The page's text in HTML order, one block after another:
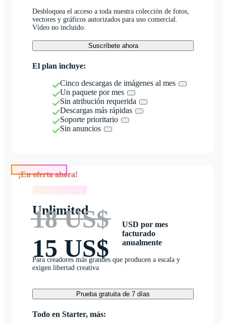
Desbloquea el acceso a toda nuestra colección de fotos,
vectores y gráficos autorizados para uso comercial.
Vídeo no incluido.
Suscríbete ahora
El plan incluye:
Cinco descargas de imágenes al mes
Un paquete por mes
Sin atribución requerida
Descargas más rápidas
Soporte prioritario
Sin anuncios
Unlimited
18 US$
15 US$
USD por mes
facturado
anualmente
Para creadores más grandes que producen a escala y
exigen libertad creativa
Prueba gratuita de 7 días
Todo en Starter, más: